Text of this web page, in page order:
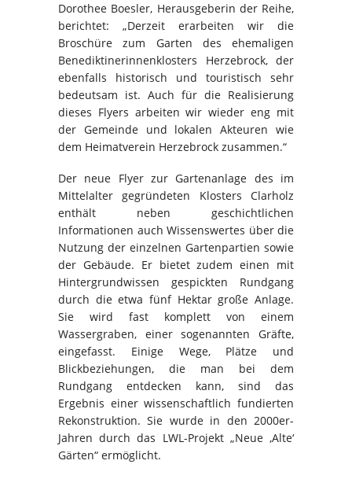
Dorothee Boesler, Herausgeberin der Reihe,
berichtet: „Derzeit erarbeiten wir die
Broschüre zum Garten des ehemaligen
Benediktinerinnenklosters Herzebrock, der
ebenfalls historisch und touristisch sehr
bedeutsam ist. Auch für die Realisierung
dieses Flyers arbeiten wir wieder eng mit
der Gemeinde und lokalen Akteuren wie
dem Heimatverein Herzebrock zusammen.“
Der neue Flyer zur Gartenanlage des im
Mittelalter gegründeten Klosters Clarholz
enthält neben geschichtlichen
Informationen auch Wissenswertes über die
Nutzung der einzelnen Gartenpartien sowie
der Gebäude. Er bietet zudem einen mit
Hintergrundwissen gespickten Rundgang
durch die etwa fünf Hektar große Anlage.
Sie wird fast komplett von einem
Wassergraben, einer sogenannten Gräfte,
eingefasst. Einige Wege, Plätze und
Blickbeziehungen, die man bei dem
Rundgang entdecken kann, sind das
Ergebnis einer wissenschaftlich fundierten
Rekonstruktion. Sie wurde in den 2000er-
Jahren durch das LWL-Projekt „Neue ‚Alte‘
Gärten“ ermöglicht.